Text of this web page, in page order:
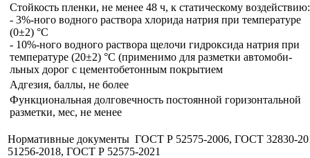
Стойкость пленки, не менее 48 ч, к статическому воздействию:
- 3%-ного водного раствора хлорида натрия при температуре
(0±2) °С
- 10%-ного водного раствора щелочи гидроксида натрия при
температуре (20±2) °С (применимо для разметки автомоби-
льных дорог с цементобетонным покрытием
Адгезия, баллы, не более
Функциональная долговечность постоянной горизонтальной
разметки, мес, не менее
Нормативные документы ГОСТ Р 52575-2006, ГОСТ 32830-
51256-2018, ГОСТ Р 52575-2021